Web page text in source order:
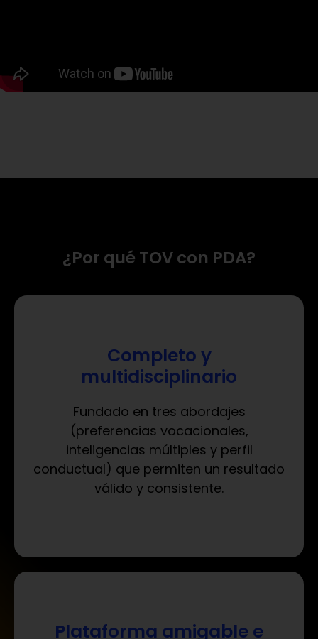
¿Por qué TOV con PDA?
Completo y
multidisciplinario
Fundado en tres abordajes
(preferencias vocacionales,
inteligencias múltiples y perfil
conductual) que permiten un resultado
válido y consistente.
Plataforma amigable e